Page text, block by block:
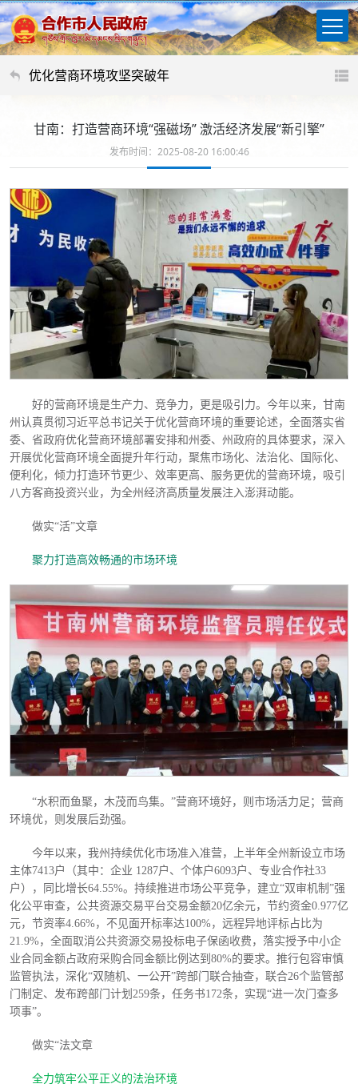
优化营商环境攻坚突破年
甘南：打造营商环境“强磁场” 激活经济发展“新引擎”
发布时间：2025-08-20 16:00:46
好的营商环境是生产力、竞争力，更是吸引力。今年以来，甘南
州认真贯彻习近平总书记关于优化营商环境的重要论述，全面落实省
委、省政府优化营商环境部署安排和州委、州政府的具体要求，深入
开展优化营商环境全面提升年行动，聚焦市场化、法治化、国际化、
便利化，倾力打造环节更少、效率更高、服务更优的营商环境，吸引
八方客商投资兴业，为全州经济高质量发展注入澎湃动能。
做实“活”文章
聚力打造高效畅通的市场环境
“水积而鱼聚，木茂而鸟集。”营商环境好，则市场活力足；营商
环境优，则发展后劲强。
今年以来，我州持续优化市场准入准营，上半年全州新设立市场
主体7413户（其中：企业 1287户、个体户6093户、专业合作社33
户），同比增长64.55%。持续推进市场公平竞争，建立“双审机制”强
化公平审查，公共资源交易平台交易金额20亿余元，节约资金0.977亿
元，节资率4.66%，不见面开标率达100%，远程异地评标占比为
21.9%，全面取消公共资源交易投标电子保函收费，落实授予中小企
业合同金额占政府采购合同金额比例达到80%的要求。推行包容审慎
监管执法，深化“双随机、一公开”跨部门联合抽查，联合26个监管部
门制定、发布跨部门计划259条，任务书172条，实现“进一次门查多
项事”。
做实“法文章
全力筑牢公平正义的法治环境